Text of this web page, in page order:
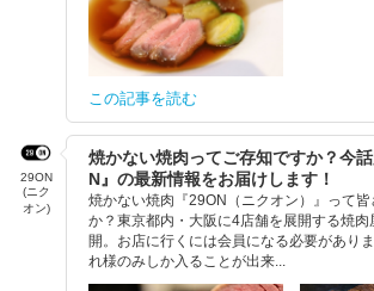
この記事を読む
29ON
(ニク
オン)
焼かない焼肉ってご存知ですか？今
N』の最新情報をお届けします！
焼かない焼肉『29ON（ニクオン）』って
か？東京都内・大阪に4店舗を展開する焼
開。お店に行くには会員になる必要があり
れ様のみしか入ることが出来...